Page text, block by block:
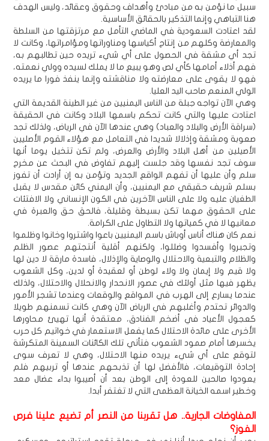
سبيل ما نؤمن به من مبادئ وأهداف وحقوق وعقائد، وليس الهدف
هنا التباهي وإنما التذكير بالحقائق الأساسية.
لقد اعتادت السعودية في الماضي التأمل مع مرتزقتها من السلطة
والمعارضة وكلهم من إنتاج أكياسها ومناوراتها ومؤامراتها، وكانت لا
تجد أي مشقة في الحصول على أي شيء تريده حين تطالبهم به،
فهم أذلاء أمامها كأي لص وهو يبيع ما لا يملك لسيده وولي نعمته،
فهو لا يقوى على معارضته ولا مناقشته وإنما ينفذ فورا ما يريده
الولي المنعم صاحب اليد العليا.
وهي الآن تواجه جبلة من الناس اليمنيين من غير الطينة القديمة التي
اعتادت عليها والتي كانت تحكم باسمها البلاد وكانت في الحقيقة
(سراقة الأرض والبلاد والعباد) وهي عندها الآن في الرياض، ولذلك تجد
صعوبة ومشقة وإذلالا شديدا في التعامل مع هؤلاء القوم الأصليين
الأصيلين من أهل البلاد والأرض والعرض، ولم تكن تتخيل يوما أنها
سوف تجد نفسها وقد جلست إليهم تفاوض في البحث عن مخرج
سلم وأن عليها أن تفهم الواقع الجديد وتؤمن به إن أرادت أن تفوز
بسلم شريف حقيقي مع اليمنيين، وأن اليمني كائن مقدس لا يقبل
الطغيان عليه ولا على الناس الآخرين في الكون الإنساني ولا الافتئات
على الحقوق مهما تكن بسيطة وقليلة، فالحق حق والعبرة في
معانيها لا في كمياتها ولا التطاول على الكرامة.
نعم كان هناك أناس أوباش باسم اليمنيين باعوا واشتروا وخانوا وظلموا
وتجبروا وأفسدوا وضللوا، ولكنهم أقلية أنتجتهم عصور الظلم
والظلام والتبعية والاحتلال والوصاية والإذلال، فاسدة مارقة لا دين لها
ولا قيم ولا إيمان ولا ولاء لوطن أو لعقيدة أو لدين، وكل الشعوب
يظهر فيها مثل أولئك في عصور الانحدار والانحلال والاحتلال، ولذلك
عندما يسارع إلى الهرب في المواقع والوقعات وعندما تشجر الأمور
والدوائر تحتدم وأغلبهم في الرياض الآن وهي كانت تسمنهم طويلا
كعجول الأعياد في أضخم الفنادق، معتقدة أنها تهيئ محاورها
الأخرى على مائدة الاحتلال كما يفعل الاستعمار في خواتيم كل حرب
يخسرها أمام صمود الشعوب فتأتي تلك الكائنات السمينة المتكرشة
لتوقع على أي شيء يريده منها الاحتلال، وهي لا تعرف سوى
إجادة التوقيعات، فالأفضل لها أن تذبحهم عندها أو تربيهم فلم
يعودوا صالحين للعودة إلى الوطن بعد أن أصيبوا بداء عضال معد
وخطير اسمه الخيانة العظمى التي لا تغتفر أبدا.
المفاوضات الجارية.. هل تقربنا من النصر أم تضيع علينا فرص
الفوز؟